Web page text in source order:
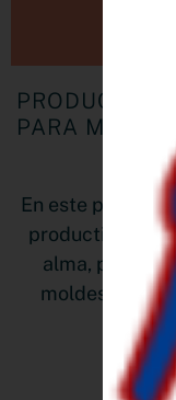
PARA
En este post te
productividad
alma, para
moldes y